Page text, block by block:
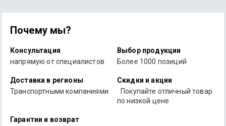
Почему мы?
Консультация
напрямую от специалистов
Выбор продукции
Более 1000 позиций
Доставка в регионы
Транспортными компаниями
Скидки и акции
Покупайте отличный товар
по низкой цене
Гарантии и возврат